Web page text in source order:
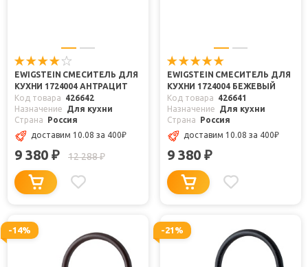
EWIGSTEIN СМЕСИТЕЛЬ ДЛЯ
КУХНИ 1724004 АНТРАЦИТ
Код товара
426642
Назначение
Для кухни
Страна
Россия
доставим 10.08 за 400₽
9 380 ₽ 12 288₽
EWIGSTEIN СМЕСИТЕЛЬ ДЛЯ
КУХНИ 1724004 БЕЖЕВЫЙ
Код товара
426641
Назначение
Для кухни
Страна
Россия
доставим 10.08 за 400₽
9 380 ₽
-14% -21%